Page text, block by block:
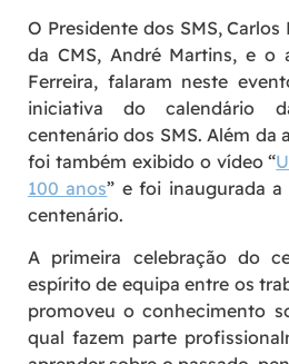
O Presidente dos SMS,
da CMS, André Martins, e o
Ferreira, falaram neste
iniciativa do calendário
centenário dos SMS. Além da
foi também exibido o vídeo “
100 anos” e foi inaugurada
centenário.
A primeira celebração do
espírito de equipa entre os
promoveu o conhecimento
qual fazem parte